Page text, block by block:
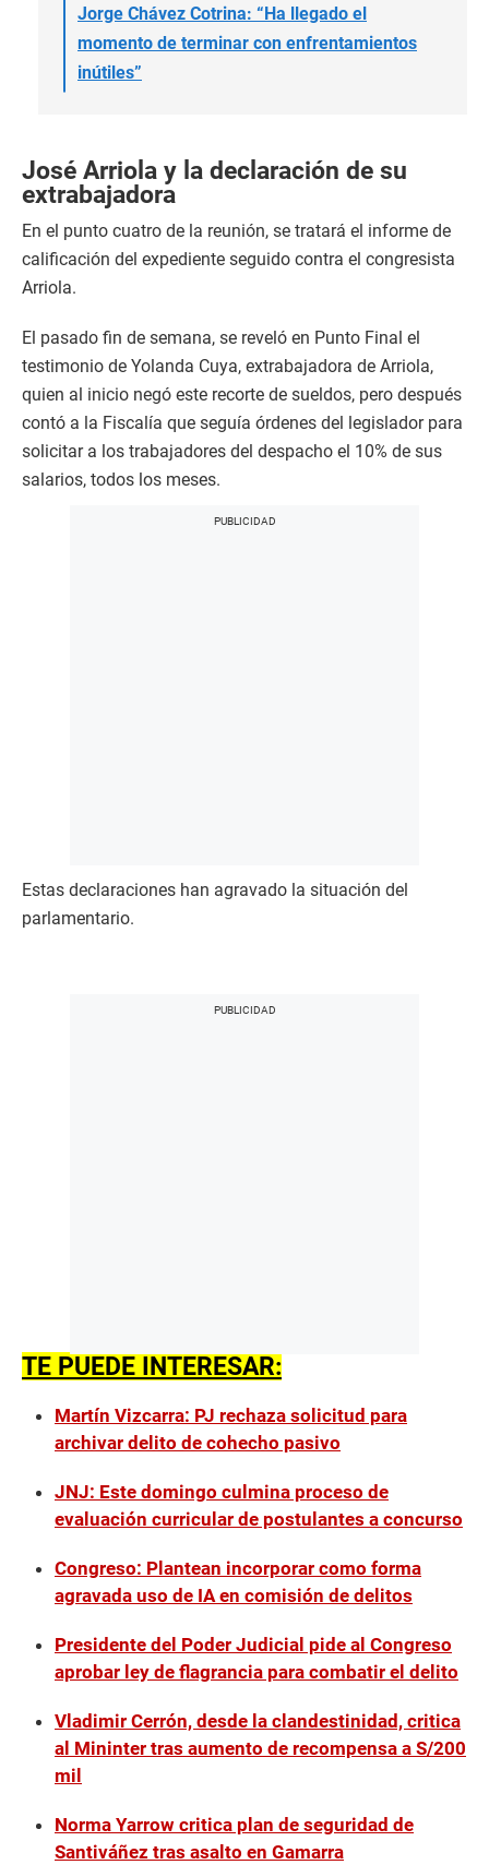
Jorge Chávez Cotrina: “Ha llegado el
momento de terminar con enfrentamientos
inútiles”
José Arriola y la declaración de su
extrabajadora
En el punto cuatro de la reunión, se tratará el informe de
calificación del expediente seguido contra el congresista
Arriola.
El pasado fin de semana, se reveló en Punto Final el
testimonio de Yolanda Cuya, extrabajadora de Arriola,
quien al inicio negó este recorte de sueldos, pero después
contó a la Fiscalía que seguía órdenes del legislador para
solicitar a los trabajadores del despacho el 10% de sus
salarios, todos los meses.
Estas declaraciones han agravado la situación del
parlamentario.
TE PUEDE INTERESAR:
Martín Vizcarra: PJ rechaza solicitud para
archivar delito de cohecho pasivo
JNJ: Este domingo culmina proceso de
evaluación curricular de postulantes a concurso
Congreso: Plantean incorporar como forma
agravada uso de IA en comisión de delitos
Presidente del Poder Judicial pide al Congreso
aprobar ley de flagrancia para combatir el delito
Vladimir Cerrón, desde la clandestinidad, critica
al Mininter tras aumento de recompensa a S/200
mil
Norma Yarrow critica plan de seguridad de
Santiváñez tras asalto en Gamarra